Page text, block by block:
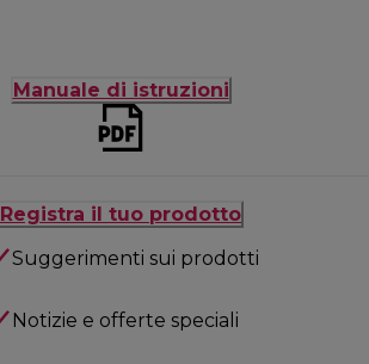
Manuale di istruzioni
Registra il tuo prodotto
Suggerimenti sui prodotti
Notizie e offerte speciali